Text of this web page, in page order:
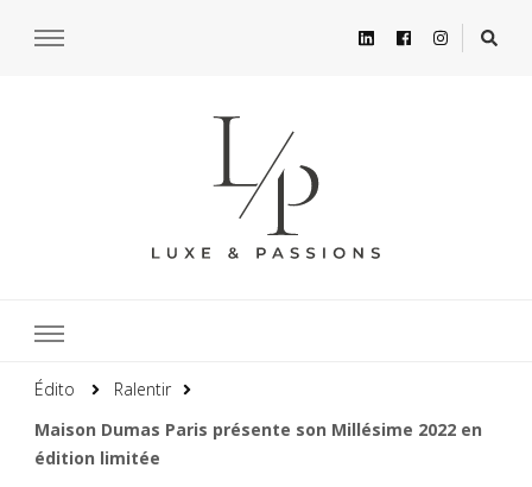
Édito
Ralentir
Maison Dumas Paris présente son Millésime 2022 en
édition limitée